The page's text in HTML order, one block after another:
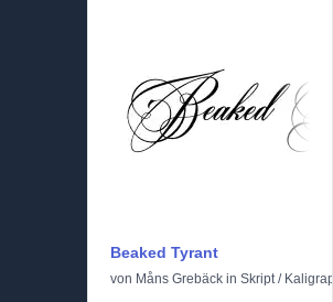
Beaked Tyrant
von Måns Grebäck in Skript/